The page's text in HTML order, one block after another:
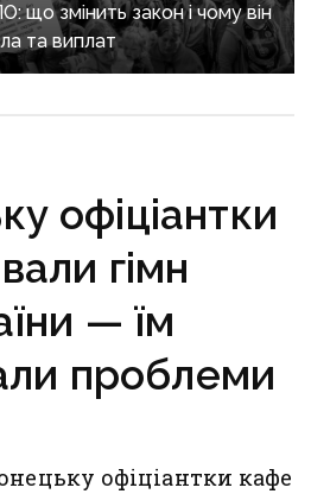
що змінить закон і чому він
та виплат
офіціантки
гімн
— їм
проблеми
офіціантки кафе